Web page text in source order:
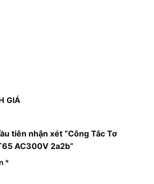
GIÁ
tiên nhận xét “Công Tắc Tơ
AC300V 2a2b”
*